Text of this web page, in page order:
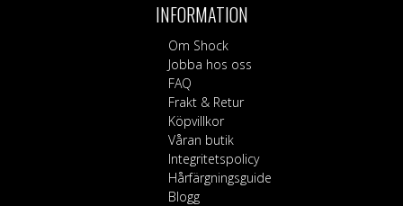
alternativen
produktsidan
INFORMATION
Om Shock
Jobba hos oss
FAQ
Frakt & Retur
Köpvillkor
Våran butik
Integritetspolicy
Hårfärgningsguide
Blogg